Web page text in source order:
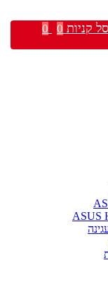
סל קניות 0
0